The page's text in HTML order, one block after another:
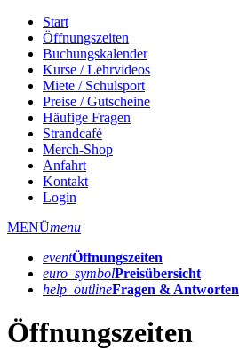
Start
Öffnungszeiten
Buchungskalender
Kurse / Lehrvideos
Miete / Schulsport
Preise / Gutscheine
Häufige Fragen
Strandcafé
Merch-Shop
Anfahrt
Kontakt
Login
MENÜmenu
eventÖffnungs­zeiten
euro_symbolPreis­übersicht
help_outlineFragen & Antworten
Öffnungszeiten